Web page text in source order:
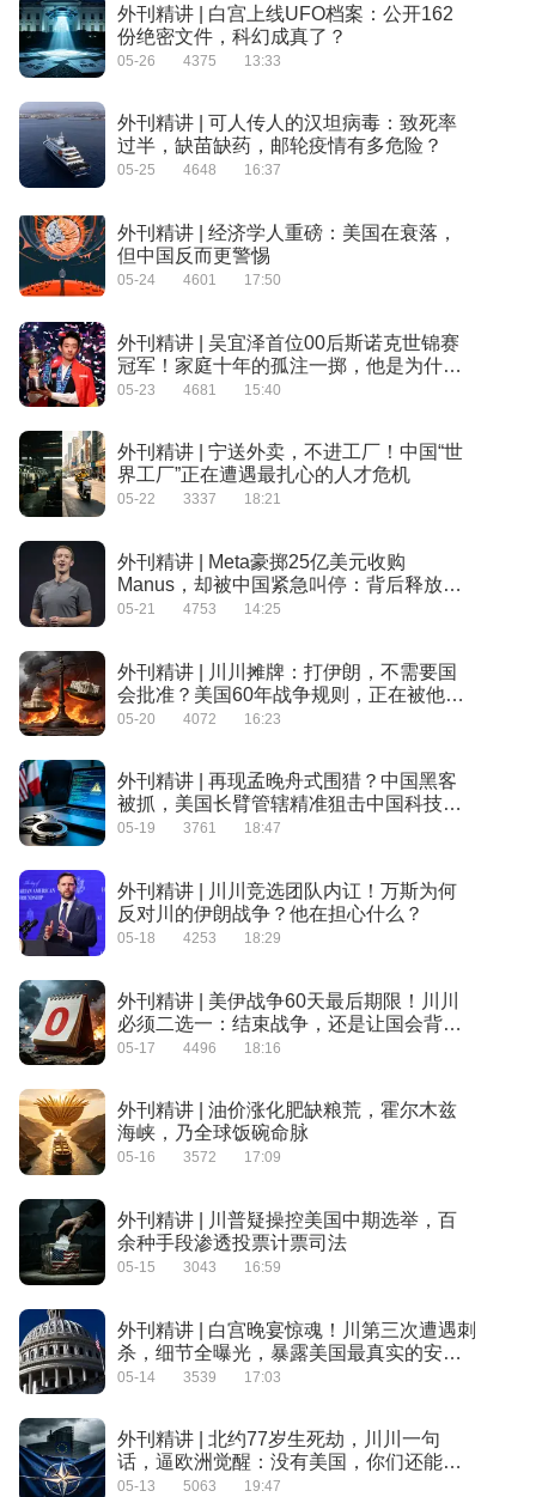
外刊精讲 | 白宫上线UFO档案：公开162
份绝密文件，科幻成真了？
05-26 4375 13:33
外刊精讲 | 可人传人的汉坦病毒：致死率
过半，缺苗缺药，邮轮疫情有多危险？
05-25 4648 16:37
外刊精讲 | 经济学人重磅：美国在衰落，
但中国反而更警惕
05-24 4601 17:50
外刊精讲 | 吴宜泽首位00后斯诺克世锦赛
冠军！家庭十年的孤注一掷，他是为什么
能赢
05-23 4681 15:40
外刊精讲 | 宁送外卖，不进工厂！中国“世
界工厂”正在遭遇最扎心的人才危机
05-22 3337 18:21
外刊精讲 | Meta豪掷25亿美元收购
Manus，却被中国紧急叫停：背后释放了
什么信号？
05-21 4753 14:25
外刊精讲 | 川川摊牌：打伊朗，不需要国
会批准？美国60年战争规则，正在被他改
写
05-20 4072 16:23
外刊精讲 | 再现孟晚舟式围猎？中国黑客
被抓，美国长臂管辖精准狙击中国科技人
才！
05-19 3761 18:47
外刊精讲 | 川川竞选团队内讧！万斯为何
反对川的伊朗战争？他在担心什么？
05-18 4253 18:29
外刊精讲 | 美伊战争60天最后期限！川川
必须二选一：结束战争，还是让国会背
锅？
05-17 4496 18:16
外刊精讲 | 油价涨化肥缺粮荒，霍尔木兹
海峡，乃全球饭碗命脉
05-16 3572 17:09
外刊精讲 | 川普疑操控美国中期选举，百
余种手段渗透投票计票司法
05-15 3043 16:59
外刊精讲 | 白宫晚宴惊魂！川第三次遭遇刺
杀，细节全曝光，暴露美国最真实的安全
问题
05-14 3539 17:03
外刊精讲 | 北约77岁生死劫，川川一句
话，逼欧洲觉醒：没有美国，你们还能自
保吗？
05-13 5063 19:47